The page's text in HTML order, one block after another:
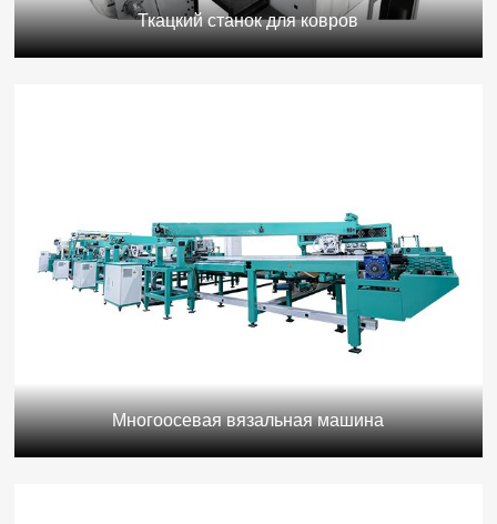
Ткацкий станок для ковров
Многоосевая вязальная машина